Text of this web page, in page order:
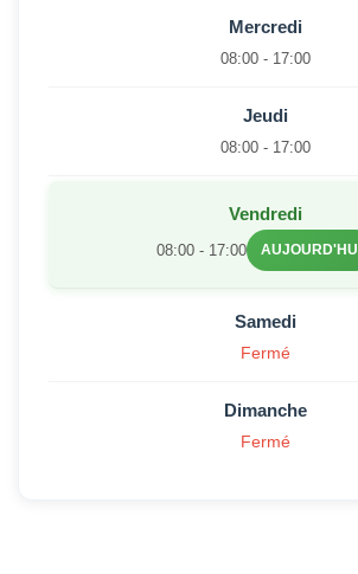
Mercredi
08:00 - 17:00
Jeudi
08:00 - 17:00
Vendredi
08:00 - 17:00 AUJOURD'HUI
Samedi
Fermé
Dimanche
Fermé